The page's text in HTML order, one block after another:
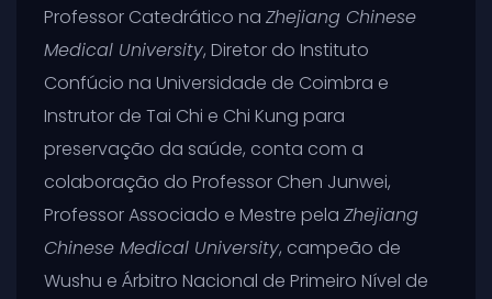
Professor Catedrático na Zhejiang Chinese
Medical University, Diretor do Instituto
Confúcio na Universidade de Coimbra e
Instrutor de Tai Chi e Chi Kung para
preservação da saúde, conta com a
colaboração do Professor Chen Junwei,
Professor Associado e Mestre pela Zhejiang
Chinese Medical University, campeão de
Wushu e Árbitro Nacional de Primeiro Nível de